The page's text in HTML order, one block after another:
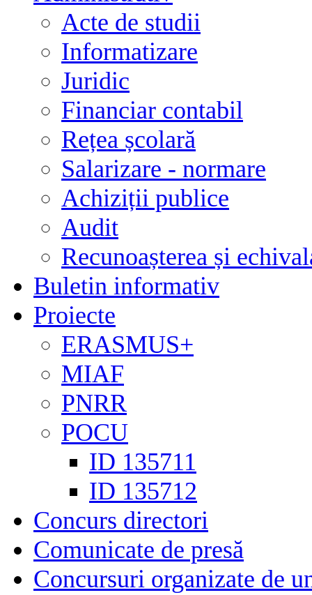
Acte de studii
Informatizare
Juridic
Financiar contabil
Rețea școlară
Salarizare - normare
Achiziții publice
Audit
Recunoașterea și
Buletin informativ
Proiecte
ERASMUS+
MIAF
PNRR
POCU
ID 135711
ID 135712
Concurs directori
Comunicate de presă
Concursuri organizate de